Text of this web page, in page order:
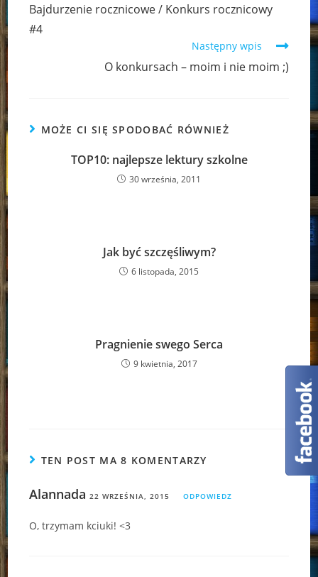
articles
Bajdurzenie rocznicowe / Konkurs rocznicowy
#4
Następny wpis
O konkursach – moim i nie moim ;)
MOŻE CI SIĘ SPODOBAĆ RÓWNIEŻ
TOP10: najlepsze lektury szkolne
30 września, 2011
Jak być szczęśliwym?
6 listopada, 2015
Pragnienie swego Serca
9 kwietnia, 2017
TEN POST MA 8 KOMENTARZY
Alannada 22 WRZEŚNIA, 2015 ODPOWIEDZ
O, trzymam kciuki! <3